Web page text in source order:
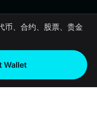
币、合约、股票、贵金
Wallet